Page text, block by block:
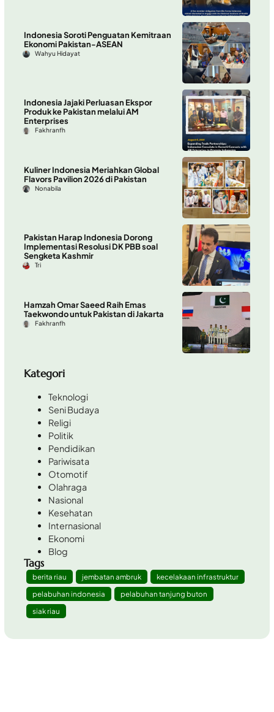
Indonesia Soroti Penguatan Kemitraan
Ekonomi Pakistan-ASEAN
Wahyu Hidayat
Indonesia Jajaki Perluasan Ekspor
Produk ke Pakistan melalui AM
Enterprises
Fakhranfh
Kuliner Indonesia Meriahkan Global
Flavors Pavilion 2026 di Pakistan
Nonabila
Pakistan Harap Indonesia Dorong
Implementasi Resolusi DK PBB soal
Sengketa Kashmir
Tri
Hamzah Omar Saeed Raih Emas
Taekwondo untuk Pakistan di Jakarta
Fakhranfh
Kategori
Teknologi
Seni Budaya
Religi
Politik
Pendidikan
Pariwisata
Otomotif
Olahraga
Nasional
Kesehatan
Internasional
Ekonomi
Blog
Tags
berita riau jembatan ambruk
kecelakaan infrastruktur
pelabuhan indonesia
pelabuhan tanjung buton
siak riau